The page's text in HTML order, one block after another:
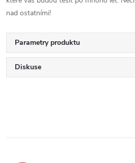
nad ostatními!
Parametry produktu
Diskuse